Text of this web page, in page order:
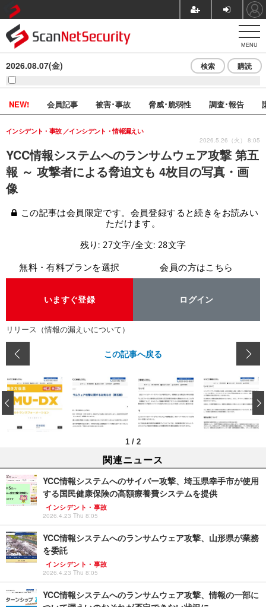
MENU
2026.08.07(金) 検索 購読
NEW! 会員記事 被害･事故 脅威･脆弱性 調査･報告
YCC情報システムへのランサムウェア攻撃 第五
報 ～ 攻撃者による脅迫文も 4枚目の写真・画
像
インシデント・事故 インシデント・情報漏えい
2026.5.26（火） 8:05
この記事は会員限定です。会員登録すると続きをお読みい
ただけます。
残り: 27文字/全文: 28文字
無料・有料プランを選択
いますぐ登録
会員の方はこちら
ログイン
リリース（情報の漏えいについて）
この記事へ戻る
1 / 2
‹
関連ニュース
YCC情報システムへのサイバー攻撃、埼玉県幸手市が使用
する国民健康保険の高額療養費システムを提供
インシデント・事故
2026.4.23 Thu 8:05
YCC情報システムへのランサムウェア攻撃、山形県が業務
を委託
インシデント・事故
2026.4.23 Thu 8:05
YCC情報システムへのランサムウェア攻撃、情報の一部に